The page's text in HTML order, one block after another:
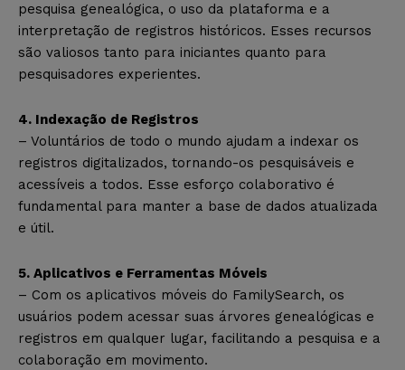
pesquisa genealógica, o uso da plataforma e a
interpretação de registros históricos. Esses recursos
são valiosos tanto para iniciantes quanto para
pesquisadores experientes.
4. Indexação de Registros
– Voluntários de todo o mundo ajudam a indexar os
registros digitalizados, tornando-os pesquisáveis e
acessíveis a todos. Esse esforço colaborativo é
fundamental para manter a base de dados atualizada
e útil.
5. Aplicativos e Ferramentas Móveis
– Com os aplicativos móveis do FamilySearch, os
usuários podem acessar suas árvores genealógicas e
registros em qualquer lugar, facilitando a pesquisa e a
colaboração em movimento.